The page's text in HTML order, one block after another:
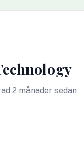
2 månader sedan